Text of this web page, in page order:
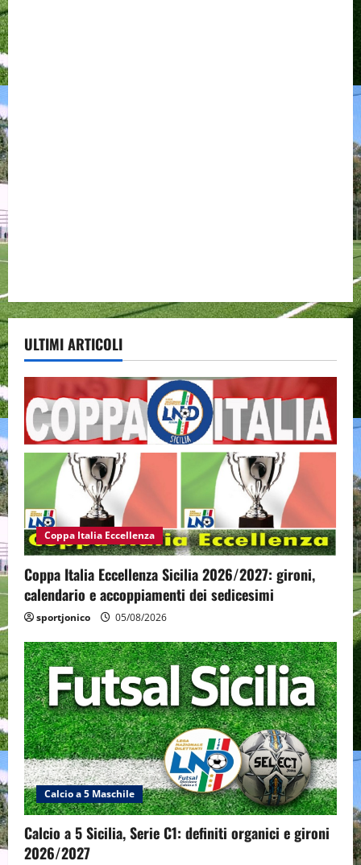
ULTIMI ARTICOLI
Coppa Italia Eccellenza
Coppa Italia Eccellenza Sicilia 2026/2027: gironi,
calendario e accoppiamenti dei sedicesimi
sportjonico 05/08/2026
Calcio a 5 Maschile
Calcio a 5 Sicilia, Serie C1: definiti organici e gironi
2026/2027